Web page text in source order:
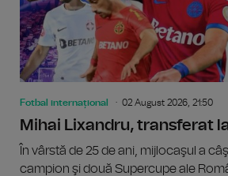
Fotbal internațional 02 August 2026, 21:50
Mihai Lixandru, transferat
În vârstă de 25 de ani, mijlocaşul a
campion şi două Supercupe ale